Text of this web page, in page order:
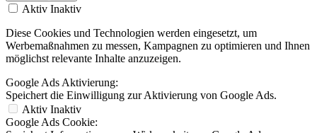
Aktiv Inaktiv
Diese Cookies und Technologien werden eingesetzt, um
Werbemaßnahmen zu messen, Kampagnen zu optimieren und Ihnen
möglichst relevante Inhalte anzuzeigen.
Google Ads Aktivierung:
Speichert die Einwilligung zur Aktivierung von Google Ads.
Aktiv Inaktiv
Google Ads Cookie: